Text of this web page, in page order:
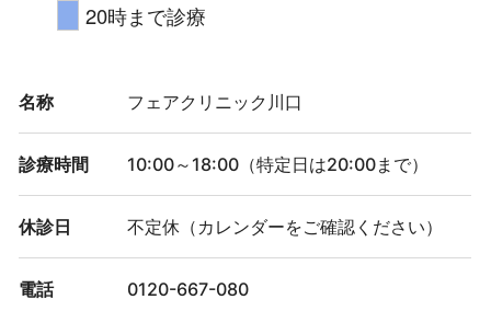
20時まで診療
名称 フェアクリニック川口
診療時間 10:00～18:00（特定日は20:00まで）
休診日 不定休（カレンダーをご確認ください）
電話 0120-667-080